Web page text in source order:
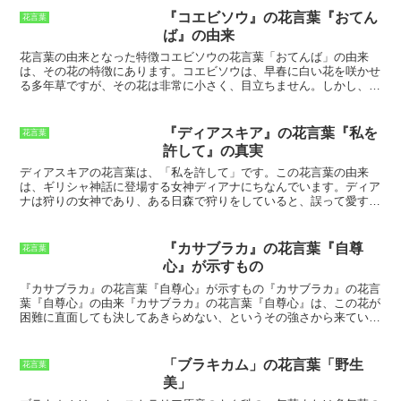
きに、花びらがチョコレイト色に変化するため、「恋の終わり」を象
徴していると言われています。また、別の説によると、その花の香り
「恋の終わり」を連想させるため、この花言
葉が付けられたと言われています。いずれにしても、『チョコレート
コスモス』の「恋の終わり」 という花言葉は、その花の姿や香りに由
来しています。甘く切ない香りを持ち、枯れるときに花びらがチョコ
花言葉
『コエビソウ』の花言葉『おてん
ば』の由来
花言葉の由来となった特徴コエビソウの花言葉「おてんば」の由来
は、その花の特徴にあります。コエビソウは、早春に白い花を咲かせ
る多年草ですが、その花は非常に小さく、目立ちません。しかし、花
丈夫な植物です。その生命力の強さと花の姿が、「おてんば」という
花言葉の由来となっています。
花言葉
『ディアスキア』の花言葉『私を
許して』の真実
ディアスキアの花言葉は、「私を許して」です。この花言葉の由来
は、ギリシャ神話に登場する女神ディアナにちなんでいます。ディア
ナは狩りの女神であり、ある日森で狩りをしていると、誤って愛する
自分の罪を償うためにディアスキアの花を捧げました。ディアスキア
の花は、その美しさから「私を許して」という意味の花言葉を持つよ
花言葉
『カサブラカ』の花言葉『自尊
心』が示すもの
『カサブラカ』の花言葉『自尊心』が示すもの 『カサブラカ』の花言
葉『自尊心』の由来 『カサブラカ』の花言葉『自尊心』は、この花が
困難に直面しても決してあきらめない、というその強さから来ていま
き始めると、長く花を楽しむことができます。この花の姿に、自尊心
や忍耐力を連想する人が多く、それが『カサブラカ』の花言葉『自尊
心』の由来となっています。『カサブラカ』は、日本ではあまりなじ
花言葉
「ブラキカム」の花言葉「野生
美」